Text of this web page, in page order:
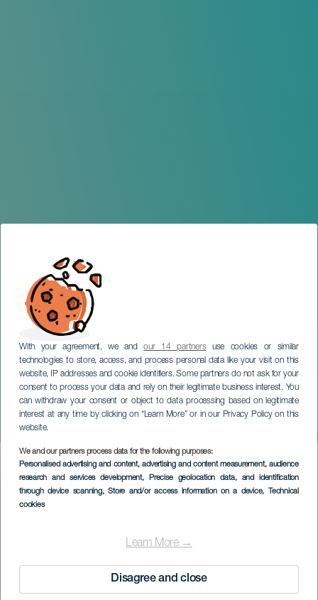
With your agreement, we andour 14 partnersuse cookies or similar
technologies to store, access, and process personal data like your visit on this
website, IP addresses and cookie identifiers. Some partners do not ask for your
consent to process your data and rely on their legitimate business interest. You
can withdraw your consent or object to data processing based on legitimate
interest at any time by clicking on “Learn More” or in our Privacy Policy on this
website.
We and our partners process data for the following purposes:
Personalised advertising and content, advertising and content measurement, audience
research and services development, Precise geolocation data, and identification
through device scanning, Store and/or access information on a device, Technical
cookies
Learn More →
Disagree and close
Geschichte der Hexerei
TENERIFE
Imagen
Listado